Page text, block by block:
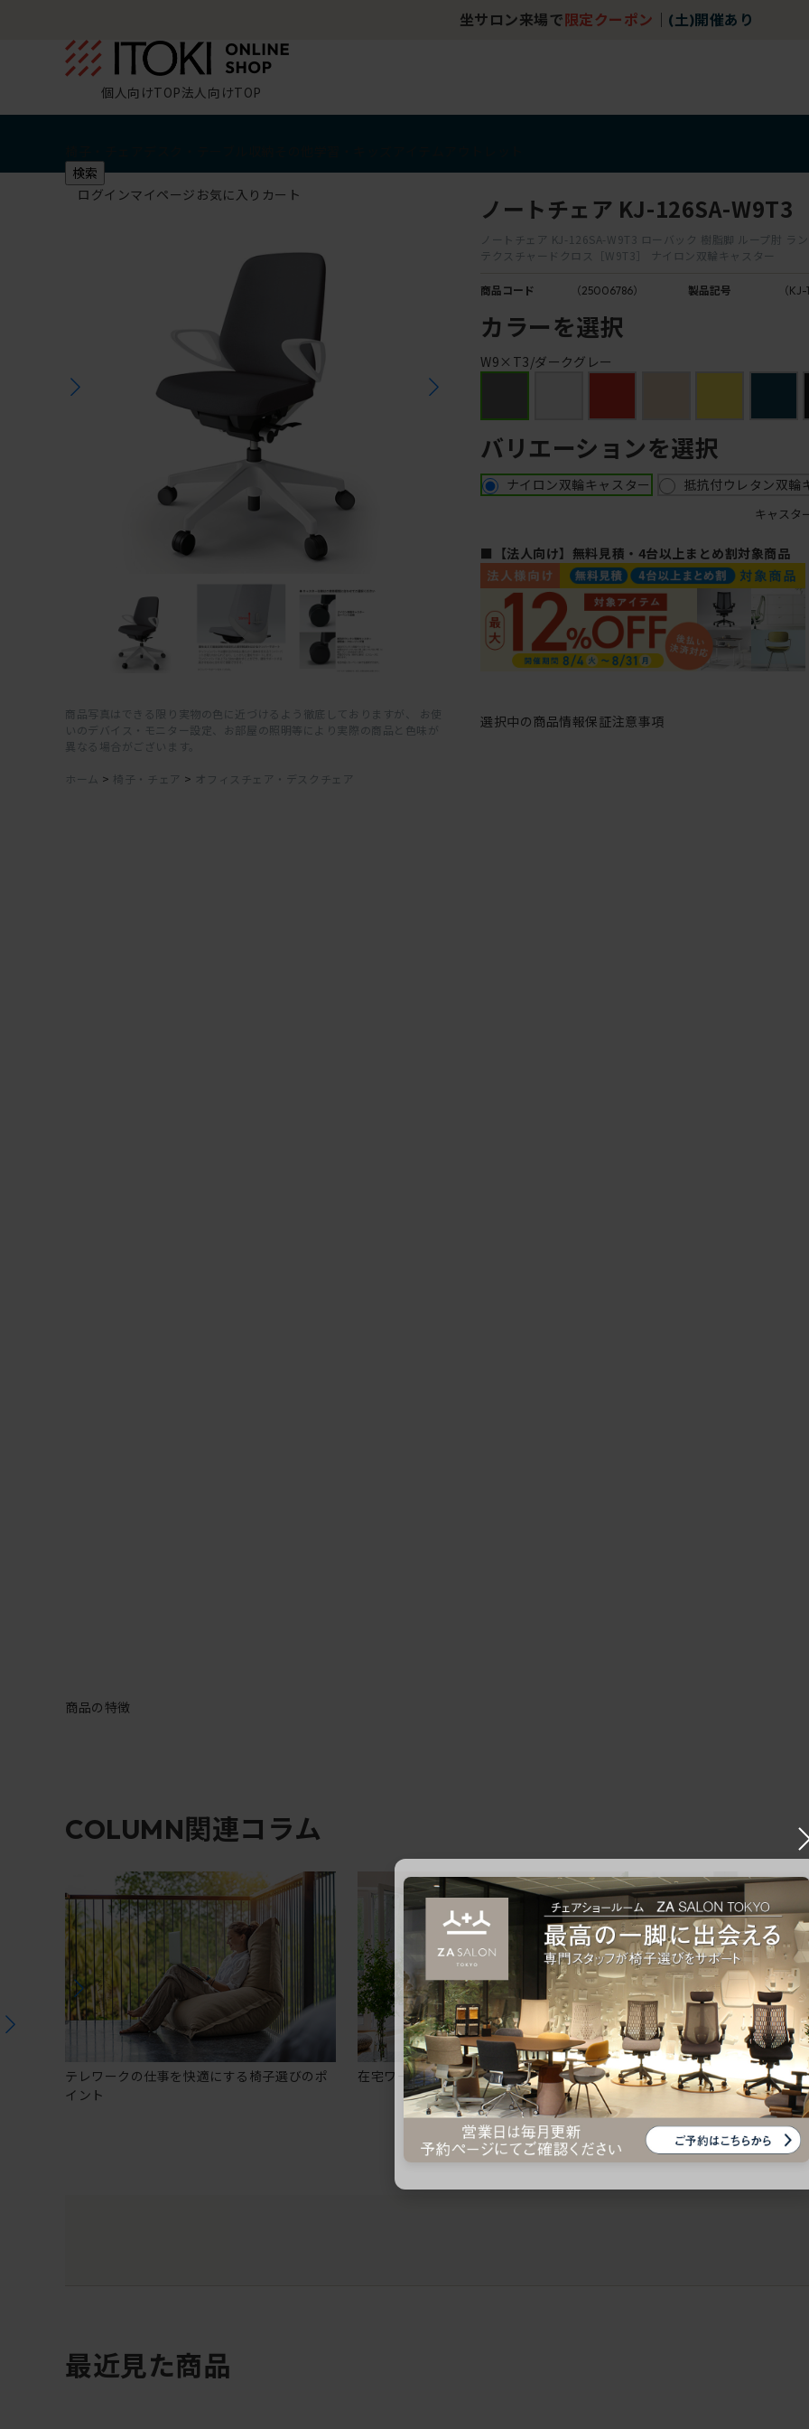
坐サロン来場で 限定クーポン (土)開催あり
個人向けTOP法人向けTOP
検索
ログインマイページ お気に入り カート
商品写真はできる限り実物の色に近づけるよう徹底しておりますが、 お使
いのデバイス・モニター設定、お部屋の照明等により実際の商品と色味が
異なる場合がございます。
ホーム > 椅子・チェア > オフィスチェア・デスクチェア
ノートチェア KJ-126SA-W9T3
ノートチェア KJ-126SA-W9T3 ローバック 樹脂脚 ループ肘 ラ
テクスチャードクロス［W9T3］ ナイロン双輪キャスター
商品コード （25006786） 製品記号 （
カラーを選択
W9×T3/ダークグレー
バリエーションを選択
ナイロン双輪キャスター 抵抗付ウレタン双輪
キャスタ
■【法人向け】無料見積・4台以上まとめ割対象商品
選択中の商品情報保証注意事項
商品の特徴
COLUMN関連コラム
テレワークの仕事を快適にする椅子選びのポ
イント
在宅ワークにおすすめのオフィスチェア5選
椅子に座っているのに疲
疲れにくいチェアの選び方
最近見た商品